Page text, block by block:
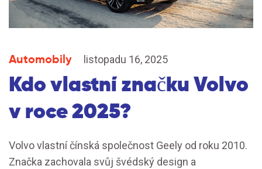
Automobily listopadu 16, 2025
Kdo vlastní značku Volvo
v roce 2025?
Volvo vlastní čínská společnost Geely od roku 2010.
Značka zachovala svůj švédský design a